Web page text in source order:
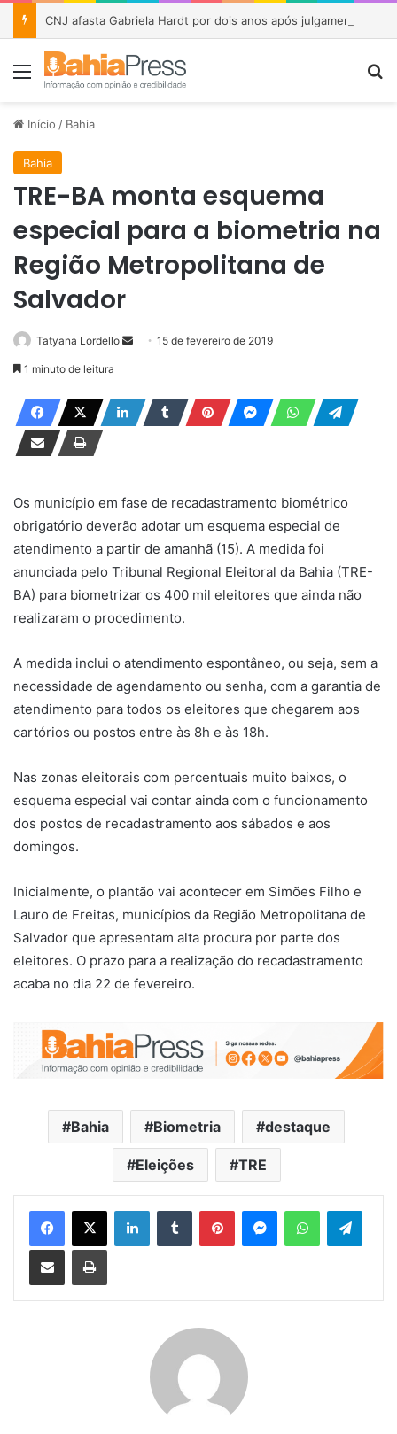
Menu
Início / Bahia
Bahia
TRE-BA monta esquema
especial para a biometria na
Região Metropolitana de
Salvador
Tatyana Lordello
e
-
m
a
i
l
15 de fevereiro de 2019
1 minuto de leitura
Os município em fase de recadastramento biométrico
obrigatório deverão adotar um esquema especial de
atendimento a partir de amanhã (15). A medida foi
anunciada pelo Tribunal Regional Eleitoral da Bahia (TRE-
BA) para biometrizar os 400 mil eleitores que ainda não
realizaram o procedimento.
A medida inclui o atendimento espontâneo, ou seja, sem a
necessidade de agendamento ou senha, com a garantia de
atendimento para todos os eleitores que chegarem aos
cartórios ou postos entre às 8h e às 18h.
Nas zonas eleitorais com percentuais muito baixos, o
esquema especial vai contar ainda com o funcionamento
dos postos de recadastramento aos sábados e aos
domingos.
Inicialmente, o plantão vai acontecer em Simões Filho e
Lauro de Freitas, municípios da Região Metropolitana de
Salvador que apresentam alta procura por parte dos
eleitores. O prazo para a realização do recadastramento
acaba no dia 22 de fevereiro.
Bahia Biometria destaque
Eleições TRE